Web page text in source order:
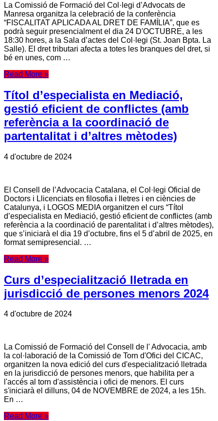
La Comissió de Formació del Col·legi d’Advocats de
Manresa organitza la celebració de la conferència
“FISCALITAT APLICADA AL DRET DE FAMÍLIA”, que es
podrà seguir presencialment el dia 24 D'OCTUBRE, a les
18:30 hores, a la Sala d’actes del Col·legi (St. Joan Bpta. La
Salle). El dret tributari afecta a totes les branques del dret, si
bé en unes, com …
Read More »
Títol d’especialista en Mediació,
gestió eficient de conflictes (amb
referència a la coordinació de
partentalitat i d’altres mètodes)
4 d'octubre de 2024
El Consell de l’Advocacia Catalana, el Col·legi Oficial de
Doctors i Llicenciats en filosofia i lletres i en ciències de
Catalunya, i LOGOS MEDIA organitzen el curs “Títol
d’especialista en Mediació, gestió eficient de conflictes (amb
referència a la coordinació de parentalitat i d’altres mètodes),
que s’iniciarà el dia 19 d’octubre, fins el 5 d’abril de 2025, en
format semipresencial. …
Read More »
Curs d’especialització lletrada en
jurisdicció de persones menors 2024
4 d'octubre de 2024
La Comissió de Formació del Consell de l' Advocacia, amb
la col·laboració de la Comissió de Torn d'Ofici del CICAC,
organitzen la nova edició del curs d'especialització lletrada
en la jurisdicció de persones menors, que habilita per a
l'accés al torn d'assistència i ofici de menors. El curs
s'iniciarà el dilluns, 04 de NOVEMBRE de 2024, a les 15h.
En …
Read More »